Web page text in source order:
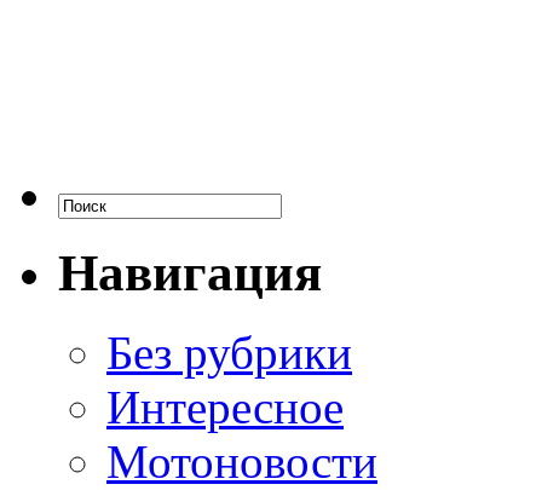
Навигация
Без рубрики
Интересное
Мотоновости